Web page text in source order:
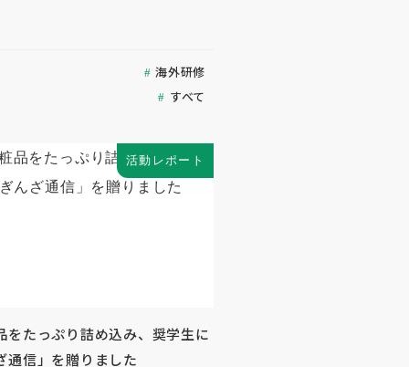
海外研修
すべて
活動レポート
をたっぷり詰め込み、奨学生に
通信」を贈りました